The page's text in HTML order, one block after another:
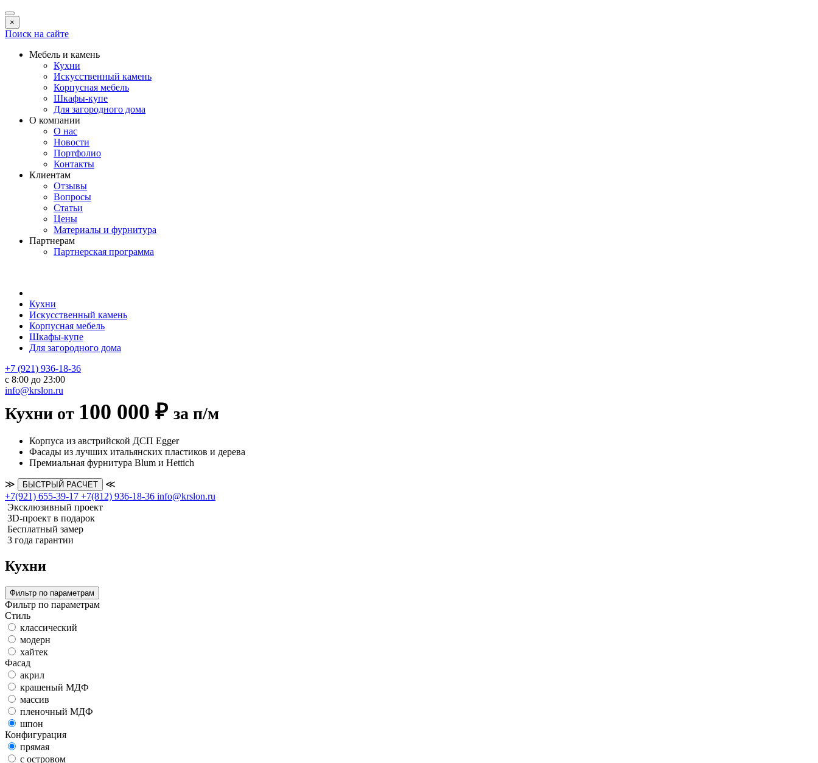
×
Поиск на сайте
Мебель и камень
Кухни
Искусственный камень
Корпусная мебель
Шкафы-купе
Для загородного дома
О компании
О нас
Новости
Портфолио
Контакты
Клиентам
Отзывы
Вопросы
Статьи
Цены
Материалы и фурнитура
Партнерам
Партнерская программа
Кухни
Искусственный камень
Корпусная мебель
Шкафы-купе
Для загородного дома
+7 (921) 936-18-36
с 8:00 до 23:00
info@krslon.ru
Кухни от 100 000 ₽ за п/м
Корпуса из австрийской ДСП Egger
Фасады из лучших итальянских пластиков и дерева
Премиальная фурнитура Blum и Hettich
≫ БЫСТРЫЙ РАСЧЕТ
≪
+7(921) 655-39-17 +7(812) 936-18-36 info@krslon.ru
Эксклюзивный проект
3D-проект в подарок
Бесплатный замер
3 года гарантии
Кухни
Фильтр по параметрам
Фильтр по параметрам
Стиль
классический
модерн
хайтек
Фасад
акрил
крашеный МДФ
массив
пленочный МДФ
шпон
Конфигурация
прямая
с островом